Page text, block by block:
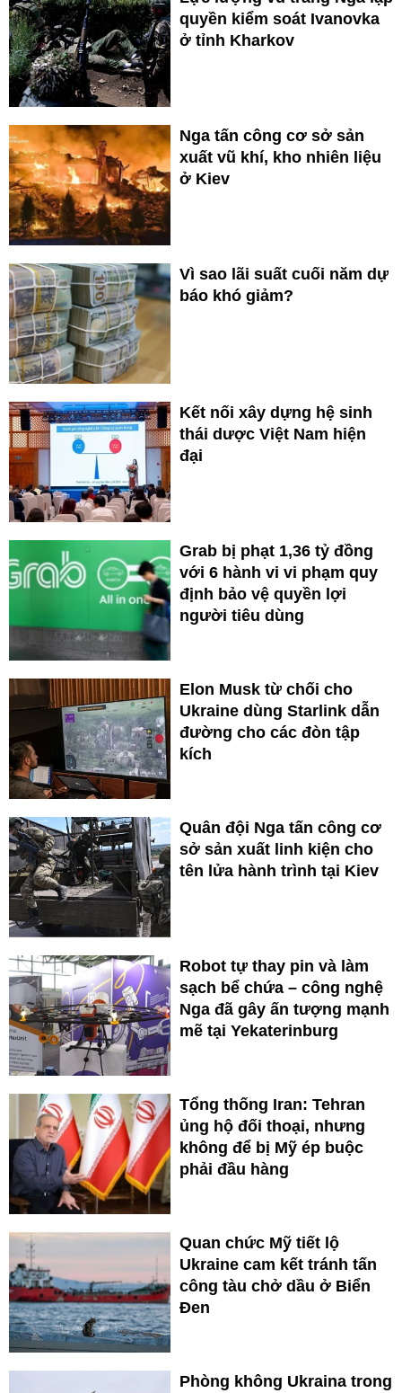
quyền kiểm soát Ivanovka
ở tỉnh Kharkov
Nga tấn công cơ sở sản
xuất vũ khí, kho nhiên liệu
ở Kiev
Vì sao lãi suất cuối năm dự
báo khó giảm?
Kết nối xây dựng hệ sinh
thái dược Việt Nam hiện
đại
Grab bị phạt 1,36 tỷ đồng
với 6 hành vi vi phạm quy
định bảo vệ quyền lợi
người tiêu dùng
Elon Musk từ chối cho
Ukraine dùng Starlink dẫn
đường cho các đòn tập
kích
Quân đội Nga tấn công cơ
sở sản xuất linh kiện cho
tên lửa hành trình tại Kiev
Robot tự thay pin và làm
sạch bể chứa – công nghệ
Nga đã gây ấn tượng mạnh
mẽ tại Yekaterinburg
Tổng thống Iran: Tehran
ủng hộ đối thoại, nhưng
không để bị Mỹ ép buộc
phải đầu hàng
Quan chức Mỹ tiết lộ
Ukraine cam kết tránh tấn
công tàu chở dầu ở Biển
Đen
Phòng không Ukraina trong